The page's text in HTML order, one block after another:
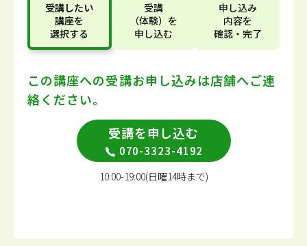
受講したい
講座を
選択する
受講
（体験） を
申し込む
申し込み
内容を
確認・完了
この講座への受講お申し込みは店舗へご連
絡ください。
受講を申し込む
070-3323-4192
10:00-19:00(日曜14時まで)